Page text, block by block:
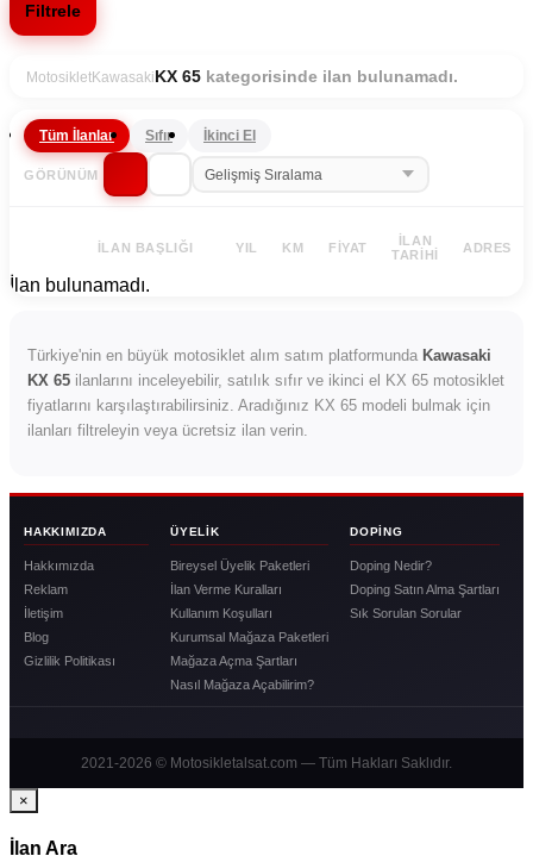
Filtrele
MotosikletKawasaki KX 65 kategorisinde ilan bulunamadı.
Tüm İlanlar Sıfır İkinci El
GÖRÜNÜM
İLAN BAŞLIĞI YIL KM FIYAT
İLAN
TARIHI
ADRES
İlan bulunamadı.
Türkiye'nin en büyük motosiklet alım satım platformunda Kawasaki
KX 65 ilanlarını inceleyebilir, satılık sıfır ve ikinci el KX 65 motosiklet
fiyatlarını karşılaştırabilirsiniz. Aradığınız KX 65 modeli bulmak için
ilanları filtreleyin veya ücretsiz ilan verin.
HAKKIMIZDA
Hakkımızda
Reklam
İletişim
Blog
Gizlilik Politikası
ÜYELIK
Bireysel Üyelik Paketleri
İlan Verme Kuralları
Kullanım Koşulları
Kurumsal Mağaza Paketleri
Mağaza Açma Şartları
Nasıl Mağaza Açabilirim?
DOPING
Doping Nedir?
Doping Satın Alma Şartları
Sık Sorulan Sorular
2021-2026 © Motosikletalsat.com — Tüm Hakları Saklıdır.
×
İlan Ara